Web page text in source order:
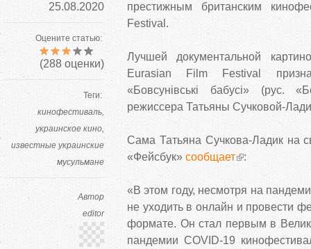
25.08.2020
Оцените статью:
(288оценки)
Теги:
кинофестиваль
украинское кино
известные украинские
мусульмане
Автор
editor
престижным британским
Festival.
Лучшей документальной
Eurasian Film Festival
«Бовсунівські бабусі» (рус.
режиссера Татьяны Сучковой-
Сама Татьяна Сучкова-Ладик на
«Фейсбук» сообщает :
«В этом году, несмотря на
не уходить в онлайн и провести
формате. Он стал первым в
пандемии COVID-19